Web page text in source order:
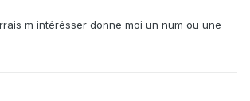
m intérésser donne moi un num ou une